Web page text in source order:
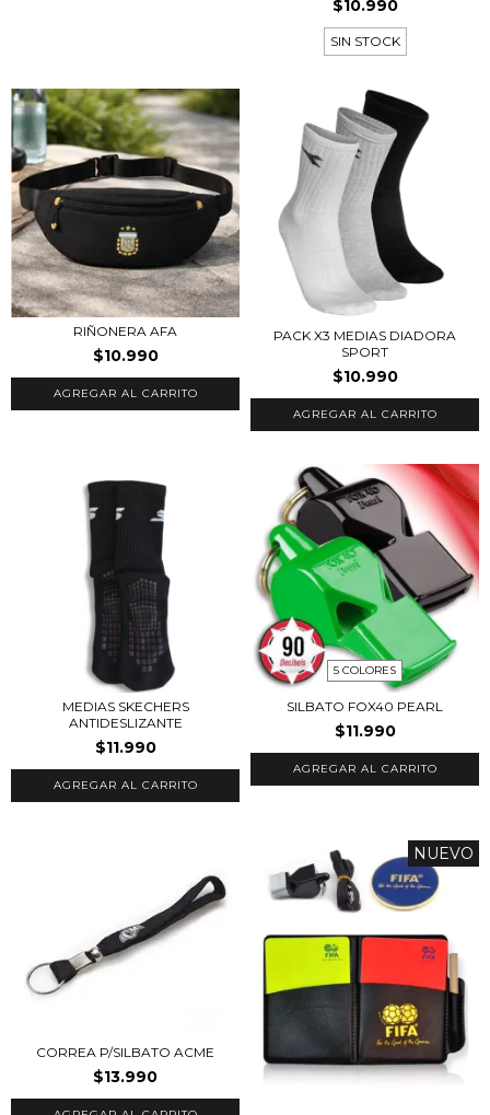
$10.990
SIN STOCK
RIÑONERA AFA
$10.990
PACK X3 MEDIAS DIADORA
SPORT
$10.990
MEDIAS SKECHERS
ANTIDESLIZANTE
$11.990
AGREGAR AL CARRITO
5 COLORES
SILBATO FOX40 PEARL
$11.990
AGREGAR AL CARRITO
CORREA P/SILBATO ACME
$13.990
NUEVO